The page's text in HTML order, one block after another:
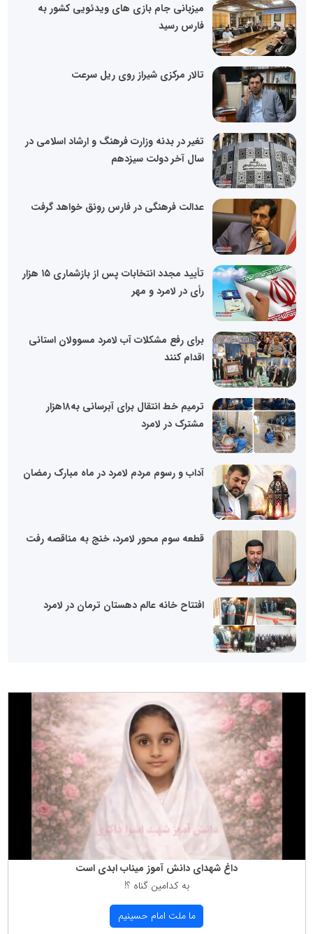
میزبانی جام بازی های ویدئویی کشور به
فارس رسید
تالار مرکزی شیراز روی ریل سرعت
تغیر در بدنه وزارت فرهنگ و ارشاد اسلامی در
سال آخر دولت سیزدهم
عدالت فرهنگی در فارس رونق خواهد گرفت
تأیید مجدد انتخابات پس از بازشماری ۱۵ هزار
رأی در لامرد و مهر
برای رفع مشکلات آب لامرد مسوولان استانی
اقدام کنند
ترمیم خط انتقال برای آبرسانی به۱۸هزار
مشترک در لامرد
آداب و رسوم مردم لامرد در ماه مبارک رمضان
قطعه سوم محور لامرد، خنج به مناقصه رفت
افتتاح خانه عالم دهستان ترمان در لامرد
داغ شهدای دانش آموز میناب ابدی است
به كدامین گناه ؟!
ما ملت امام حسینیم